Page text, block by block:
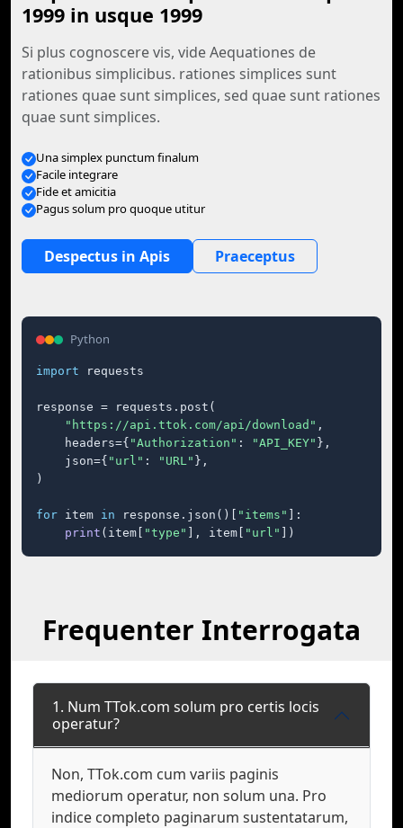
1999 in usque 1999
Si plus cognoscere vis, vide Aequationes de
rationibus simplicibus. rationes simplices sunt
rationes quae sunt simplices, sed quae sunt rationes
quae sunt simplices.
Una simplex punctum finalum
Facile integrare
Fide et amicitia
Pagus solum pro quoque utitur
Despectus in Apis Praeceptus
Python
import requests
response = requests.post(
"https://api.ttok.com/api/download" ,
    headers={
"Authorization" : "API_KEY" },
    json={
"url" : "URL" },
)
for item in response.json()[ "items"
]:
print (item[ "type" ], item[ "url" ])
Frequenter Interrogata
1. Num TTok.com solum pro certis locis
operatur?
Non, TTok.com cum variis paginis
mediorum operatur, non solum una. Pro
indice completo paginarum sustentatarum,